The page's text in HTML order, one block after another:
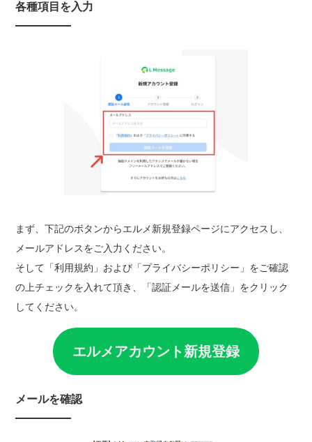
各種項目を入力
まず、下記のボタンからエルメ新規登録ページにアクセスし、
メールアドレスをご入力ください。
そして「利用規約」および「プライバシーポリシー」をご確認
の上チェックを入れて頂き、「認証メールを送信」をクリック
してください。
エルメアカウント新規登録
メールを確認